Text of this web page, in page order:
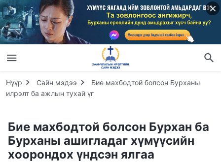
Нүүр Сайн мэдээ
Бие махбодтой болсон Бурханы
илрэлт ба ажлын тухай үг
Бие махбодтой болсон Бурхан ба
Бурханы ашигладаг хүмүүсийн
хоорондох үндсэн ялгаа